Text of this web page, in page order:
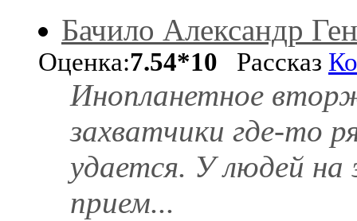
Бачило Александр
Оценка:7.54*10 Рассказ
Инопланетное
захватчики где-то
удается. У людей на
прием...